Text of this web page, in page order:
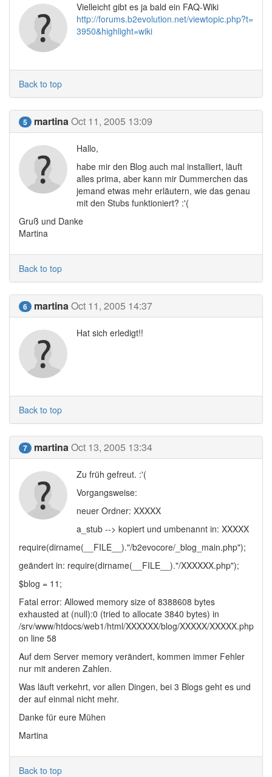
Vielleicht gibt es ja bald ein FAQ-Wiki
http://forums.b2evolution.net/viewtopic.php?t=
3950&highlight=wiki
Back to top
5 martinaOct 11, 2005 13:09
Hallo,
habe mir den Blog auch mal installiert, läuft
alles prima, aber kann mir Dummerchen das
jemand etwas mehr erläutern, wie das genau
mit den Stubs funktioniert? :'(
Gruß und Danke
Martina
Back to top
6 martinaOct 11, 2005 14:37
Hat sich erledigt!!
Back to top
7 martinaOct 13, 2005 13:34
Zu früh gefreut. :'(
Vorgangsweise:
neuer Ordner: XXXXX
a_stub --> kopiert und umbenannt in: XXXXX
require(dirname(__FILE__)."/b2evocore/_blog_main.php");
geändert in: require(dirname(__FILE__)."/XXXXXX.php");
$blog = 11;
Fatal error: Allowed memory size of 8388608 bytes
exhausted at (null):0 (tried to allocate 3840 bytes) in
/srv/www/htdocs/web1/html/XXXXXX/blog/XXXXX/XXXXX.php
on line 58
Auf dem Server memory verändert, kommen immer Fehler
nur mit anderen Zahlen.
Was läuft verkehrt, vor allen Dingen, bei 3 Blogs geht es und
der auf einmal nicht mehr.
Danke für eure Mühen
Martina
Back to top